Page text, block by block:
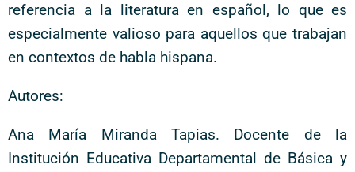
referencia a la literatura en español, lo que es
especialmente valioso para aquellos que trabajan
en contextos de habla hispana.
Autores:
Ana María Miranda Tapias. Docente de la
Institución Educativa Departamental de Básica y